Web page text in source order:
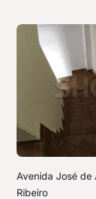
Avenida José de
Ribeiro